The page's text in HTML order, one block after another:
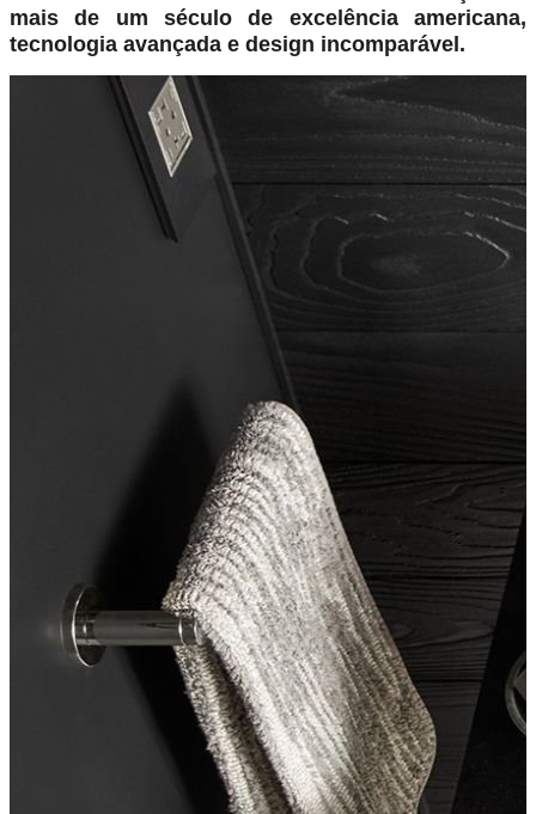
mais de um século de excelência americana,
tecnologia avançada e design incomparável.